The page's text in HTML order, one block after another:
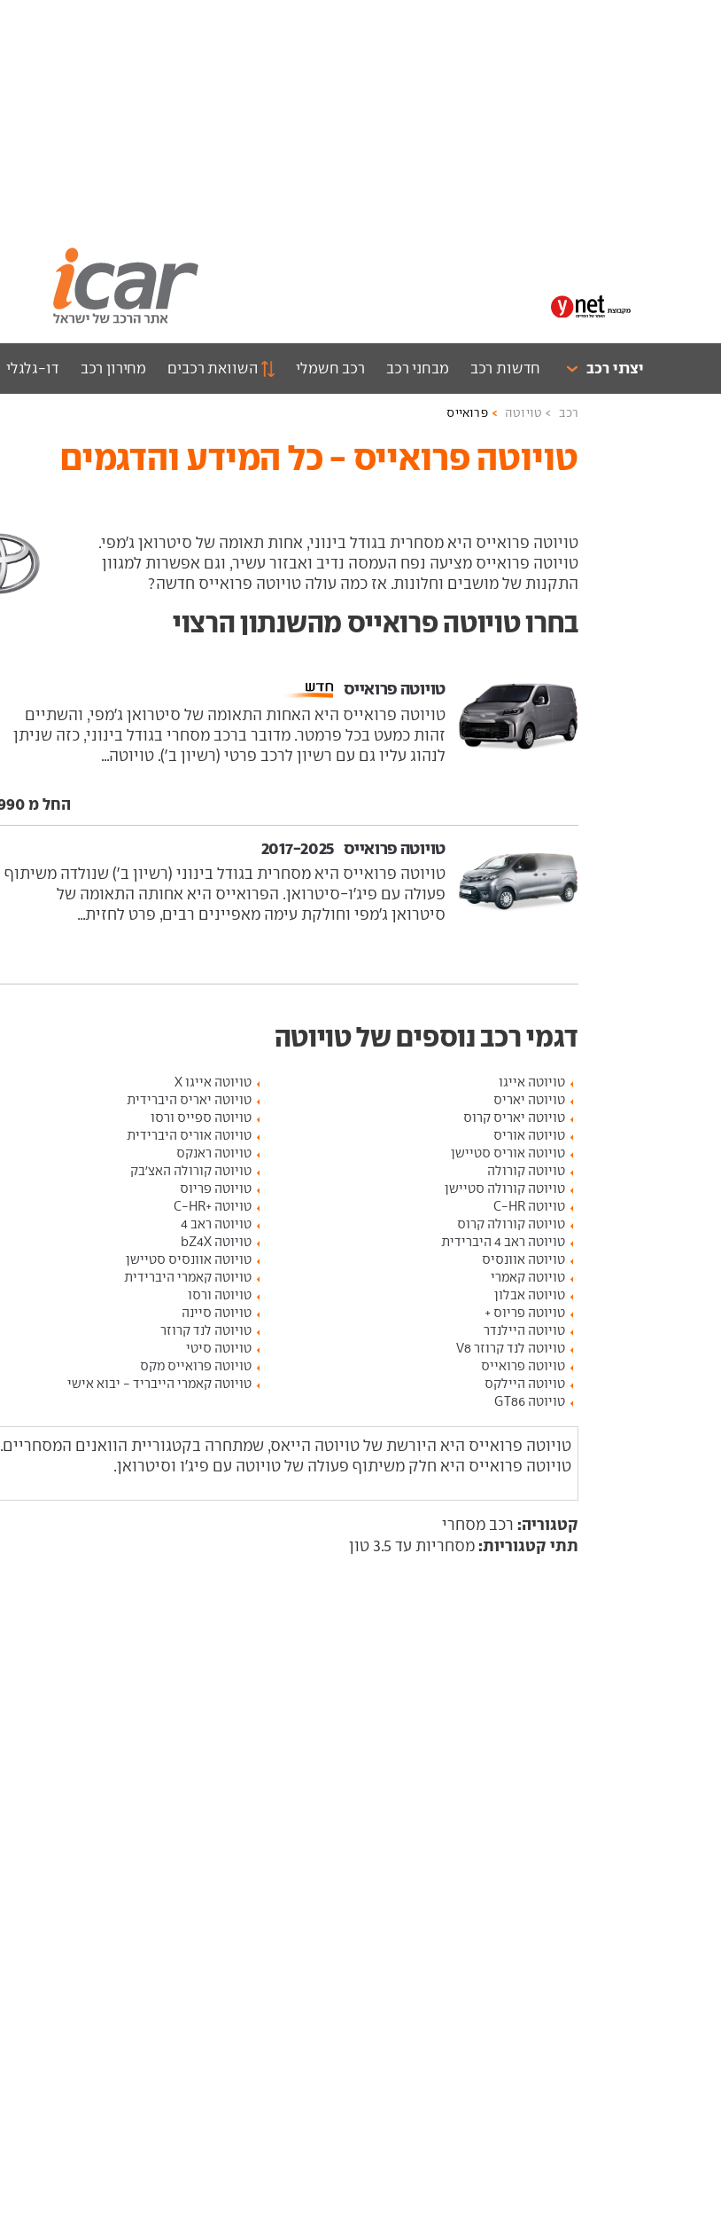
יצרני רכב חדשות רכב מבחני רכב רכב חשמלי השוואת רכבים מחירון רכב דו-גלגלי
רכב טויוטה פרואייס
טויוטה פרואייס - כל המידע והדגמים
טויוטה פרואייס היא מסחרית בגודל בינוני, אחות תאומה של סיטרואן ג'מפי.
טויוטה פרואייס מציעה נפח העמסה נדיב ואבזור עשיר, וגם אפשרות למגוון
התקנות של מושבים וחלונות. אז כמה עולה טויוטה פרואייס חדשה?
בחרו טויוטה פרואייס מהשנתון הרצוי
טויוטה פרואייס ‏
טויוטה פרואייס היא האחות התאומה של סיטרואן ג'מפי, והשתיים
זהות כמעט בכל פרמטר. מדובר ברכב מסחרי בגודל בינוני, כזה שניתן
לנהוג עליו גם עם רשיון לרכב פרטי (רשיון ב'). טויוטה...
החל מ 276,990 ₪
טויוטה פרואייס ‏ 2017-2025
טויוטה פרואייס היא מסחרית בגודל בינוני (רשיון ב') שנולדה משיתוף
פעולה עם פיג'ו-סיטרואן. הפרואייס היא אחותה התאומה של
סיטרואן ג'מפי וחולקת עימה מאפיינים רבים, פרט לחזית...
דגמי רכב נוספים של טויוטה
טויוטה אייגו
טויוטה אייגו X
טויוטה יאריס
טויוטה יאריס היברידית
טויוטה יאריס קרוס
טויוטה ספייס ורסו
טויוטה אוריס
טויוטה אוריס היברידית
טויוטה אוריס סטיישן
טויוטה ראנקס
טויוטה קורולה
טויוטה קורולה האצ'בק
טויוטה קורולה סטיישן
טויוטה פריוס
טויוטה C-HR
טויוטה +C-HR
טויוטה קורולה קרוס
טויוטה ראב 4
טויוטה ראב 4 היברידית
טויוטה bZ4X
טויוטה אוונסיס
טויוטה אוונסיס סטיישן
טויוטה קאמרי
טויוטה קאמרי היברידית
טויוטה אבלון
טויוטה ורסו
טויוטה פריוס +
טויוטה סיינה
טויוטה היילנדר
טויוטה לנד קרוזר
טויוטה לנד קרוזר V8
טויוטה סיטי
טויוטה פרואייס
טויוטה פרואייס מקס
טויוטה היילקס
טויוטה קאמרי הייבריד - יבוא אישי
טויוטה GT86
טויוטה פרואייס היא היורשת של טויוטה הייאס, שמתחרה בקטגוריית הוואנים המסחריים.
טויוטה פרואייס היא חלק משיתוף פעולה של טויוטה עם פיג'ו וסיטרואן.
קטגוריה: רכב מסחרי
תתי קטגוריות: מסחריות עד 3.5 טון